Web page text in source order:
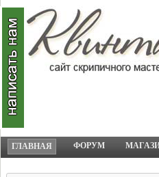
ГЛАВНАЯ ФОРУМ